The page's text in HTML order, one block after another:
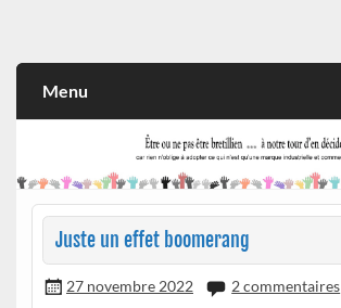
et commerciale
Menu
Juste un effet boomerang
27 novembre 2022 2 commentaires